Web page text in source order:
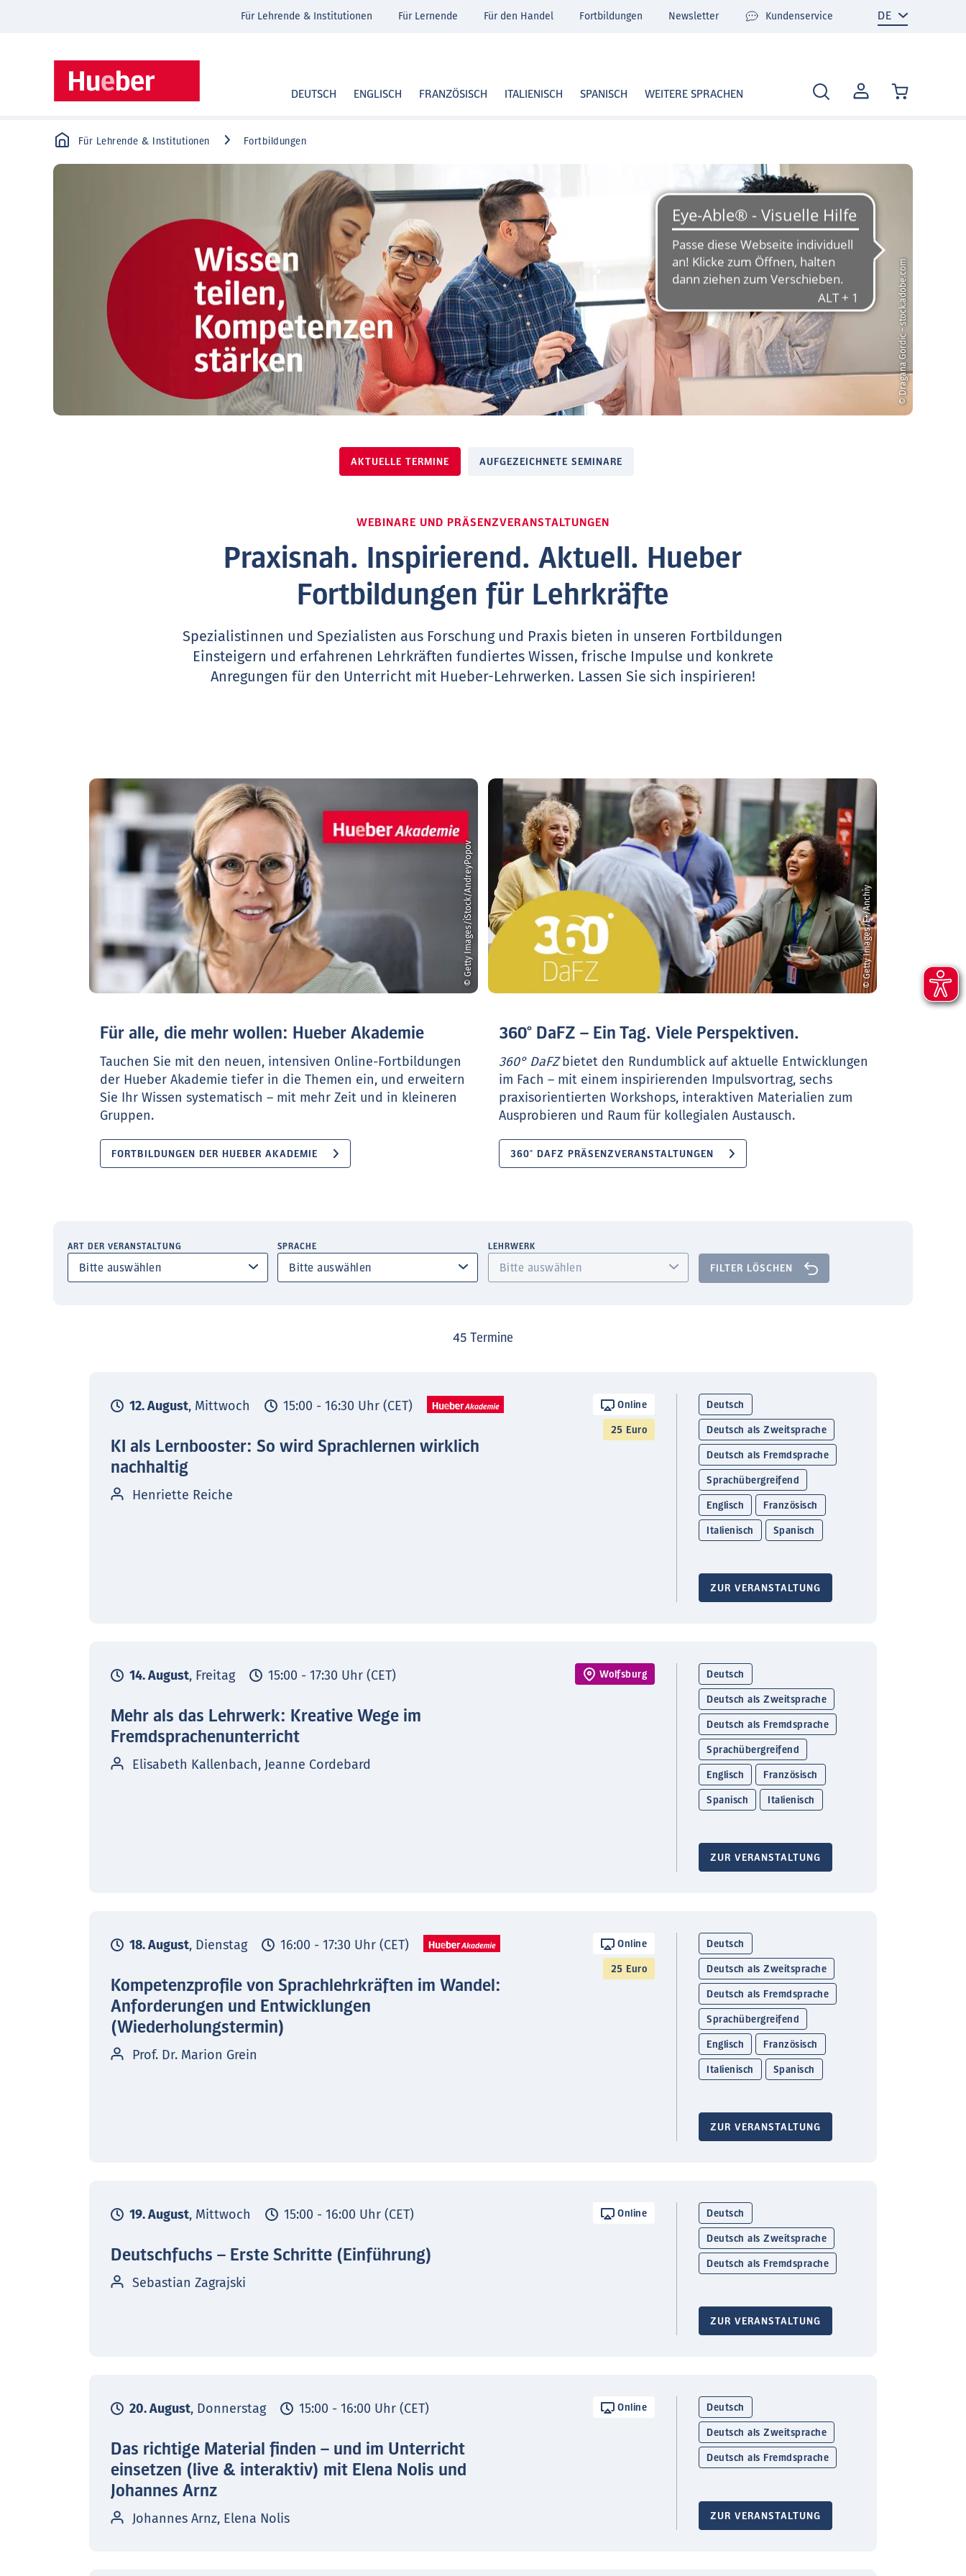
MEIN
KONTO
DEUTSCH ENGLISCH FRANZÖSISCH ITALIENISCH SPANISCH WEITERE SPRACHEN
Für Lehrende & Institutionen Für Lernende Für den Handel Fortbildungen Newsletter Kundenservice
Für Lehrende & Institutionen Fortbildungen
© Dragana Gordic - stock.adobe.com
AKTUELLE TERMINE AUFGEZEICHNETE SEMINARE
WEBINARE UND PRÄSENZVERANSTALTUNGEN
Praxisnah. Inspirierend. Aktuell. Hueber
Fortbildungen für Lehrkräfte
Spezialistinnen und Spezialisten aus Forschung und Praxis bieten in unseren Fortbildungen
Einsteigern und erfahrenen Lehrkräften fundiertes Wissen, frische Impulse und konkrete
Anregungen für den Unterricht mit Hueber-Lehrwerken. Lassen Sie sich inspirieren!
© Getty Images/iStock/AndreyPopov
Für alle, die mehr wollen: Hueber Akademie
Tauchen Sie mit den neuen, intensiven Online-Fortbildungen
der Hueber Akademie tiefer in die Themen ein, und erweitern
Sie Ihr Wissen systematisch – mit mehr Zeit und in kleineren
Gruppen.
FORTBILDUNGEN DER HUEBER AKADEMIE
© Getty Images/E+/Anchiy
360° DaFZ – Ein Tag. Viele Perspektiven.
360° DaFZbietet den Rundumblick auf aktuelle Entwicklungen
im Fach – mit einem inspirierenden Impulsvortrag, sechs
praxisorientierten Workshops, interaktiven Materialien zum
Ausprobieren und Raum für kollegialen Austausch.
360° DAFZ PRÄSENZVERANSTALTUNGEN
ART DER VERANSTALTUNG SPRACHE LEHRWERK
FILTER LÖSCHEN
45 Termine
12. August, Mittwoch 15:00 - 16:30 Uhr (CET) Online
25 Euro
KI als Lernbooster: So wird Sprachlernen wirklich
nachhaltig
Henriette Reiche
Deutsch
Deutsch als Zweitsprache
Deutsch als Fremdsprache
Sprachübergreifend
Englisch Französisch
Italienisch Spanisch
ZUR VERANSTALTUNG
14. August, Freitag 15:00 - 17:30 Uhr (CET) Wolfsburg
Mehr als das Lehrwerk: Kreative Wege im
Fremdsprachenunterricht
Elisabeth Kallenbach, Jeanne Cordebard
Deutsch
Deutsch als Zweitsprache
Deutsch als Fremdsprache
Sprachübergreifend
Englisch Französisch
Spanisch Italienisch
ZUR VERANSTALTUNG
18. August, Dienstag 16:00 - 17:30 Uhr (CET) Online
25 Euro
Kompetenzprofile von Sprachlehrkräften im Wandel:
Anforderungen und Entwicklungen
(Wiederholungstermin)
Prof. Dr. Marion Grein
Deutsch
Deutsch als Zweitsprache
Deutsch als Fremdsprache
Sprachübergreifend
Englisch Französisch
Italienisch Spanisch
ZUR VERANSTALTUNG
19. August, Mittwoch 15:00 - 16:00 Uhr (CET) Online
Deutschfuchs – Erste Schritte (Einführung)
Sebastian Zagrajski
Deutsch
Deutsch als Zweitsprache
Deutsch als Fremdsprache
ZUR VERANSTALTUNG
20. August, Donnerstag 15:00 - 16:00 Uhr (CET) Online
Das richtige Material finden – und im Unterricht
einsetzen (live & interaktiv) mit Elena Nolis und
Johannes Arnz
Johannes Arnz, Elena Nolis
Deutsch
Deutsch als Zweitsprache
Deutsch als Fremdsprache
ZUR VERANSTALTUNG